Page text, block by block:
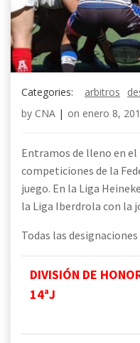
Categories: arbitros
by CNA | on enero 8,
Entramos de lleno en
competiciones de la
juego. En la Liga
la Liga Iberdrola con la
Todas las
DIVISIÓN DE
14ªJ